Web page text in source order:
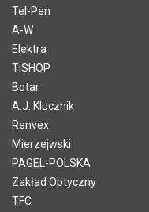
Tel-Pen
A-W
Elektra
TiSHOP
Botar
A.J. Klucznik
Renvex
Mierzejwski
PAGEL-POLSKA
Zakład Optyczny
TFC